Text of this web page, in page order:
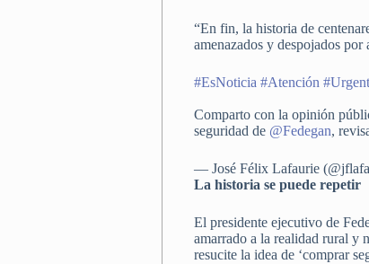
“En fin, la historia de
amenazados y despojados
#EsNoticia #Atención
Comparto con la opinión
seguridad de @Fedegan,
— José Félix Lafaurie
La historia se puede repetir
El presidente ejecutivo de
amarrado a la realidad rural y
resucite la idea de ‘comprar